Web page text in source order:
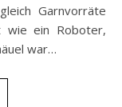
Garnvorräte
wie ein Roboter,
war…